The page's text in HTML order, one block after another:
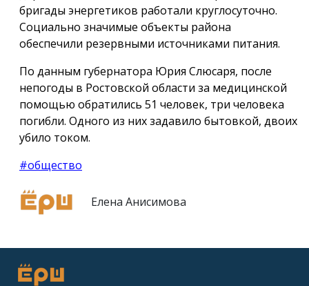
бригады энергетиков работали круглосуточно.
Социально значимые объекты района
обеспечили резервными источниками питания.
По данным губернатора Юрия Слюсаря, после
непогоды в Ростовской области за медицинской
помощью обратились 51 человек, три человека
погибли. Одного из них задавило бытовкой, двоих
убило током.
#общество
Елена Анисимова